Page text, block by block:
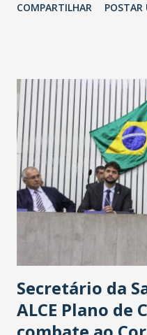
Havan Fortaleza ainda não
COMPARTILHAR
Secretário da
ALCE Plano de